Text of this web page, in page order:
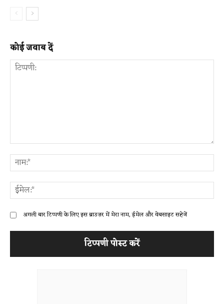
कोई जवाब दें
अगली बार टिप्पणी के लिए इस ब्राउज़र में मेरा नाम, ईमेल और वेबसाइट सहेजें